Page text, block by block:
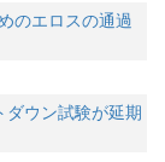
のエロスの通過
ウン試験が延期